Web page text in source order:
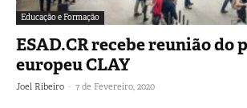
Educação e Formação
ESAD.CR recebe reunião do
europeu CLAY
Joel Ribeiro - 7 de Fevereiro, 2020